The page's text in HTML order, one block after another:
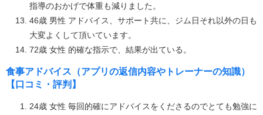
指導のおかげで体重も減りました。
46歳 男性 アドバイス、サポート共に、ジム日それ以外の日も
大変よくして頂いています。
72歳 女性 的確な指示で、結果が出ている。
食事アドバイス（アプリの返信内容やトレーナーの知識）
【口コミ・評判】
24歳 女性 毎回的確にアドバイスをくださるのでとても勉強に